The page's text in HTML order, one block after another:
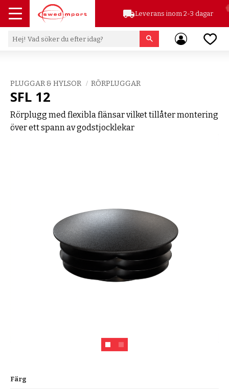
Meny
local_shippingLeverans inom 2-3 dagar
PLUGGAR & HYLSOR RÖRPLUGGAR
SFL 12
Rörplugg med flexibla flänsar vilket tillåter montering
över ett spann av godstjocklekar
Färg